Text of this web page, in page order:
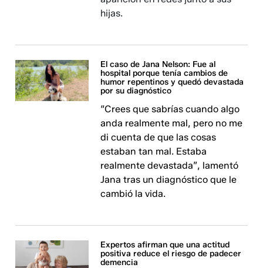
hijas.
El caso de Jana Nelson: Fue al
hospital porque tenía cambios de
humor repentinos y quedó devastada
por su diagnóstico
“Crees que sabrías cuando algo
anda realmente mal, pero no me
di cuenta de que las cosas
estaban tan mal. Estaba
realmente devastada”, lamentó
Jana tras un diagnóstico que le
cambió la vida.
Expertos afirman que una actitud
positiva reduce el riesgo de padecer
demencia